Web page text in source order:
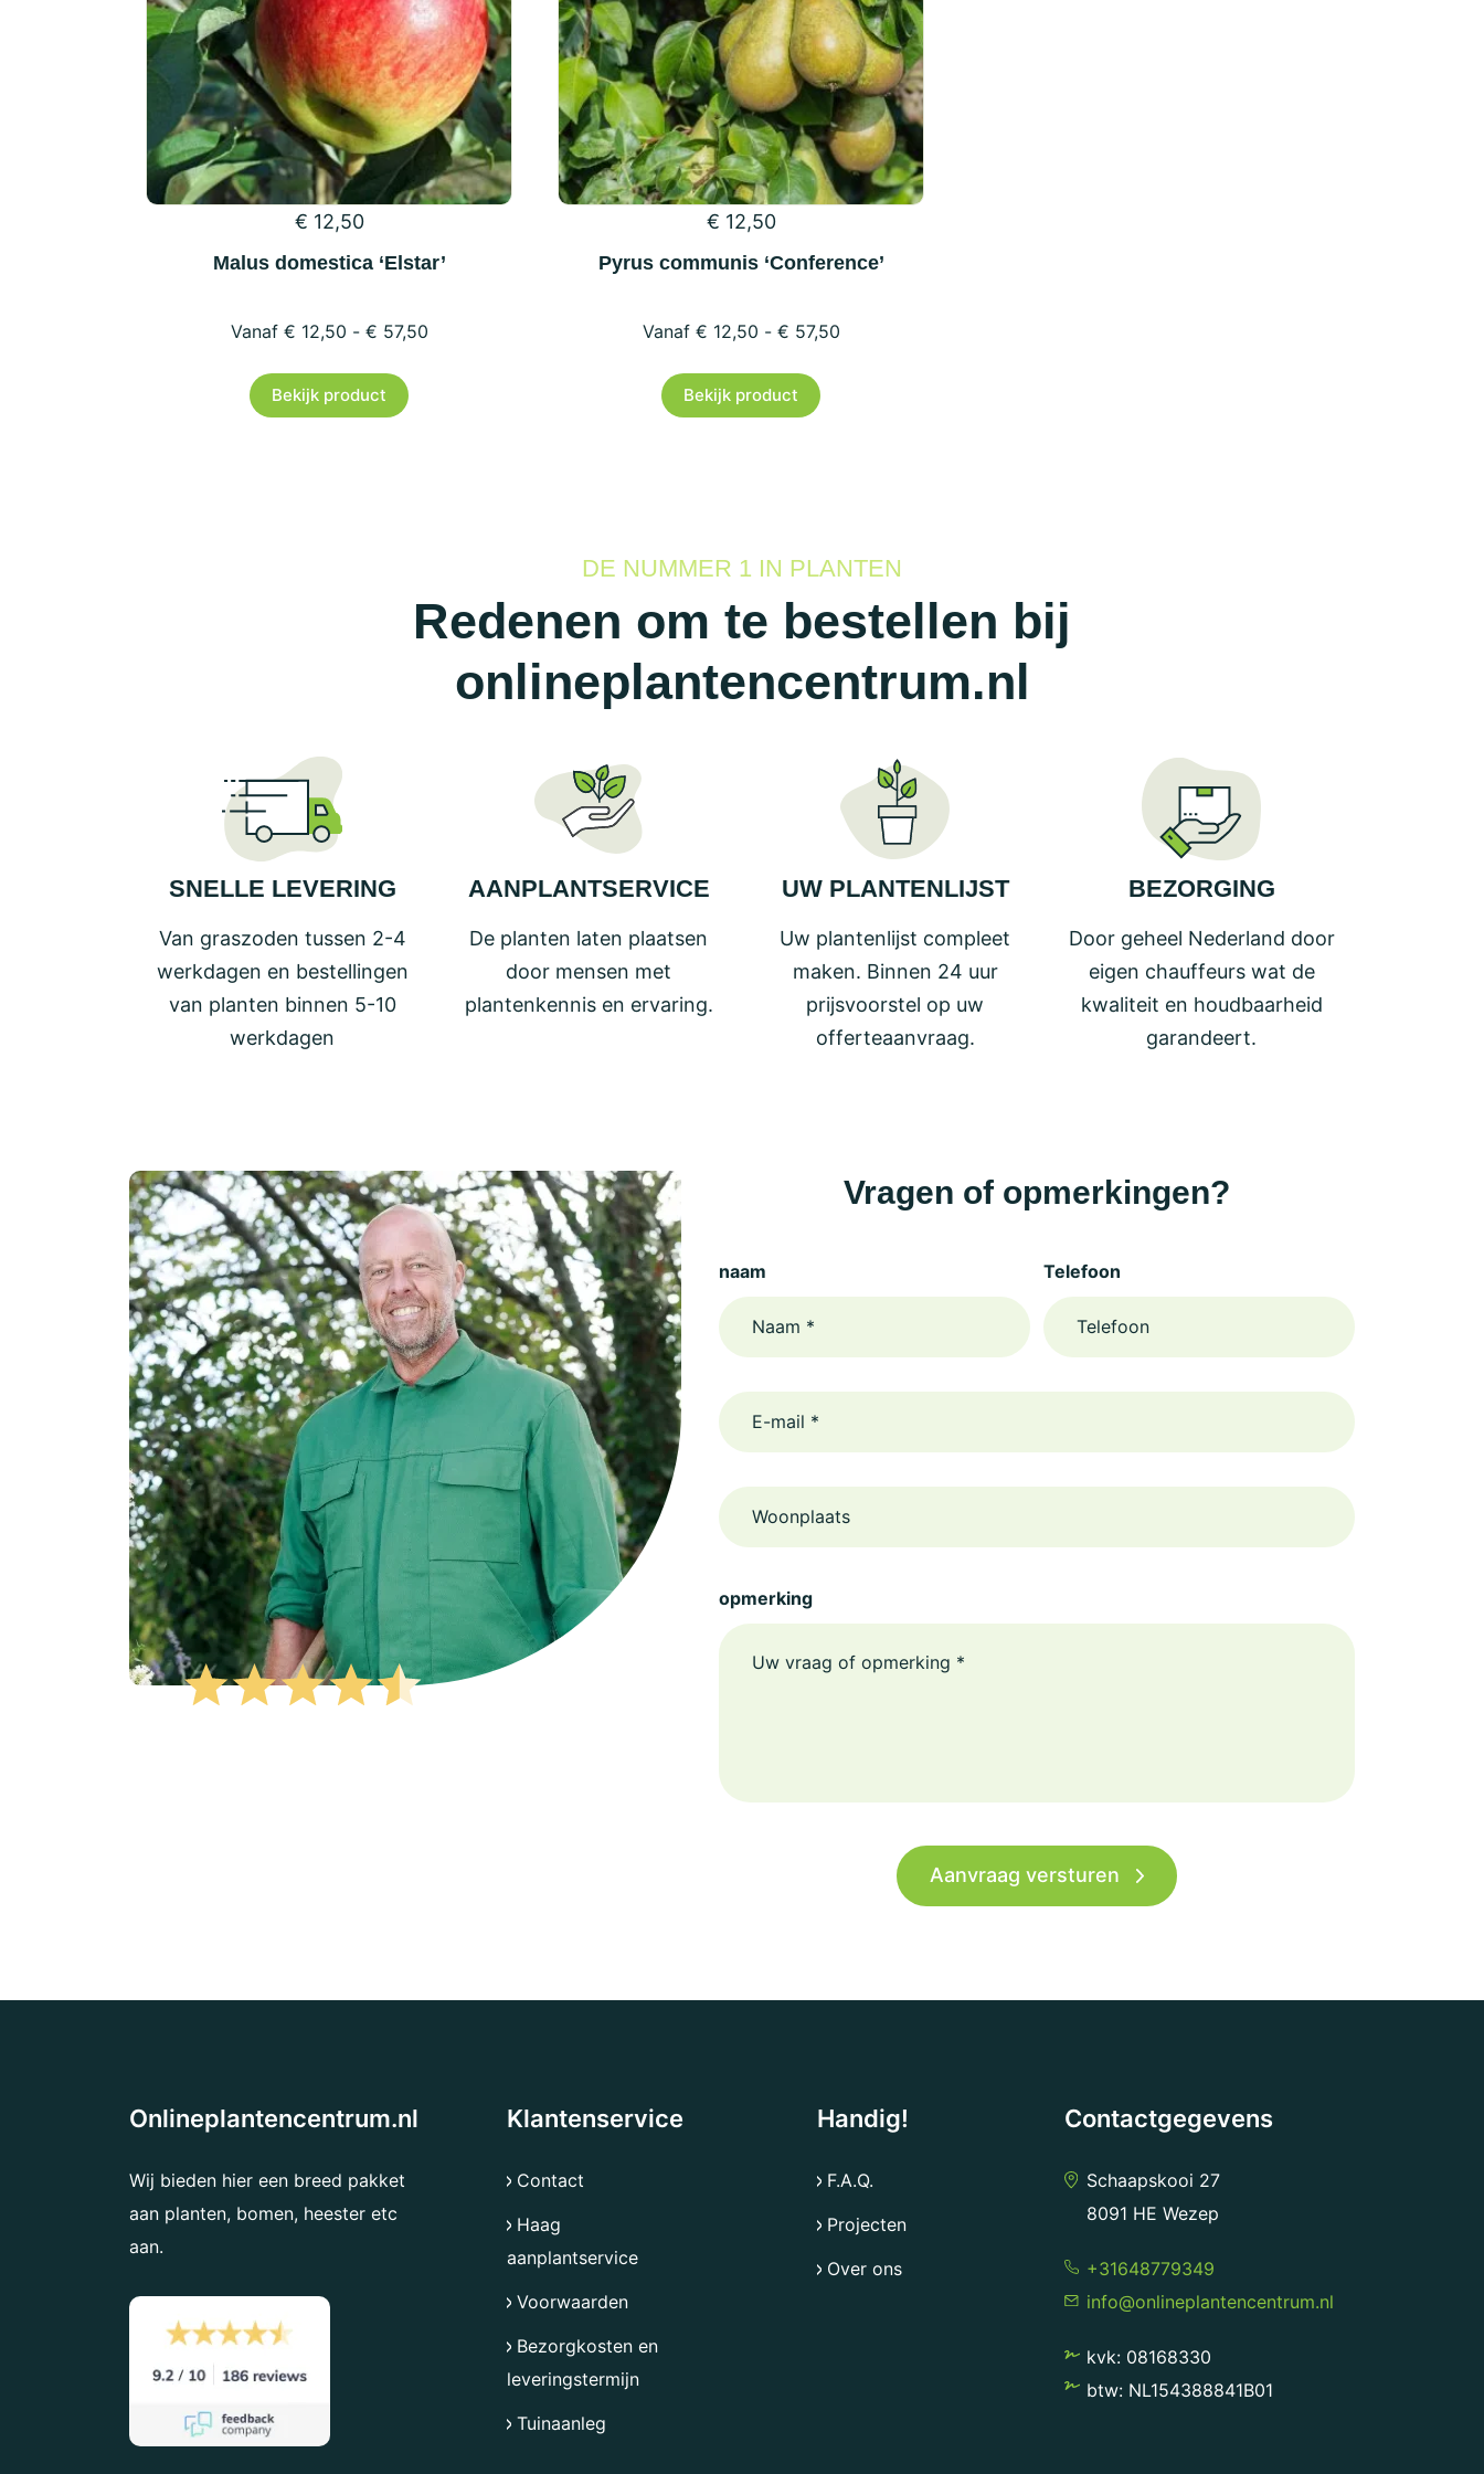
€ 12,50
Malus domestica ‘Elstar’
€ 12,50 - € 57,50
Bekijk product
product
gekozen
€ 12,50
Pyrus communis ‘Conference’
€ 12,50 - € 57,50
Bekijk product
product
optie
gekozen
worden
op
productpagina
DE NUMMER 1 IN PLANTEN
Redenen om te bestellen bij
onlineplantencentrum.nl
SNELLE LEVERING
Van graszoden tussen 2-4
werkdagen en bestellingen
van planten binnen 5-10
werkdagen
AANPLANTSERVICE
De planten laten plaatsen
door mensen met
plantenkennis en ervaring.
UW PLANTENLIJST
Uw plantenlijst compleet
maken. Binnen 24 uur
prijsvoorstel op uw
offerteaanvraag.
BEZORGING
Door geheel Nederland door
eigen chauffeurs wat de
kwaliteit en houdbaarheid
garandeert.
Vragen of opmerkingen?
naam Telefoon
email
Woonplaats
opmerking
Onlineplantencentrum.nl
Wij bieden hier een breed pakket
aan planten, bomen, heester etc
aan.
Klantenservice
Contact
Haag
aanplantservice
Voorwaarden
Bezorgkosten en
leveringstermijn
Tuinaanleg
Handig!
F.A.Q.
Projecten
Over ons
Contactgegevens
Schaapskooi 27
8091 HE Wezep
+31648779349
info@onlineplantencentrum.nl
kvk: 08168330
btw: NL154388841B01